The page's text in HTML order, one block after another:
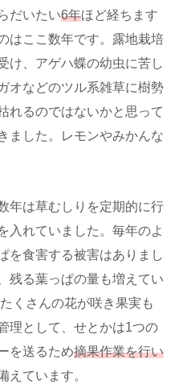
だいたい6年ほど経ちます
はここ数年です。露地栽培
け、アゲハ蝶の幼虫に苦し
オなどのツル系雑草に樹勢
れるのではないかと思って
ました。レモンやみかんな
年は草むしりを定期的に行
入れていました。毎年のよ
を食害する被害はありまし
残る葉っぱの量も増えてい
くさんの花が咲き果実も
理として、せとかは1つの
を送るため摘果作業を行い
えています。